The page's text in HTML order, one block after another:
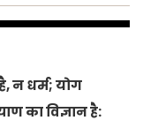
न धर्म; योग
का विज्ञान है: